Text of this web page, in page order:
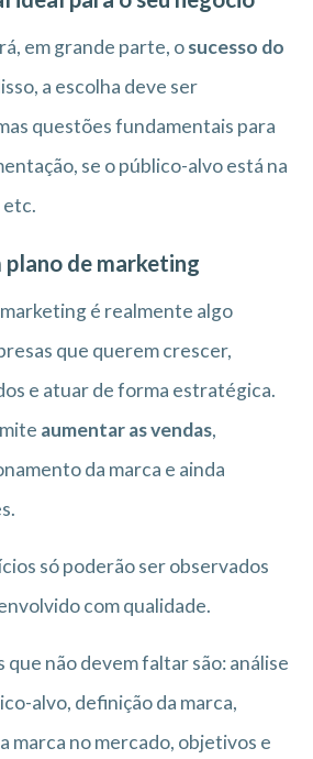
em grande parte, osucesso do
a escolha deve ser
questões fundamentais para
se o público-alvo está na
etc.
plano de marketing
é realmente algo
que querem crescer,
e atuar de forma estratégica.
aumentar as vendas,
da marca e ainda
só poderão ser observados
com qualidade.
não devem faltar são: análise
alvo, definição da marca,
marca no mercado, objetivos e